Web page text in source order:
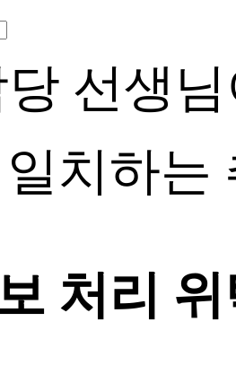
선생
치하는
처리